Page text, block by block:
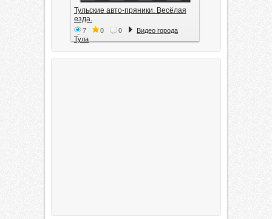
Тульские авто-пряники. Весёлая
езда.
7 0 0
Видео города
Тула